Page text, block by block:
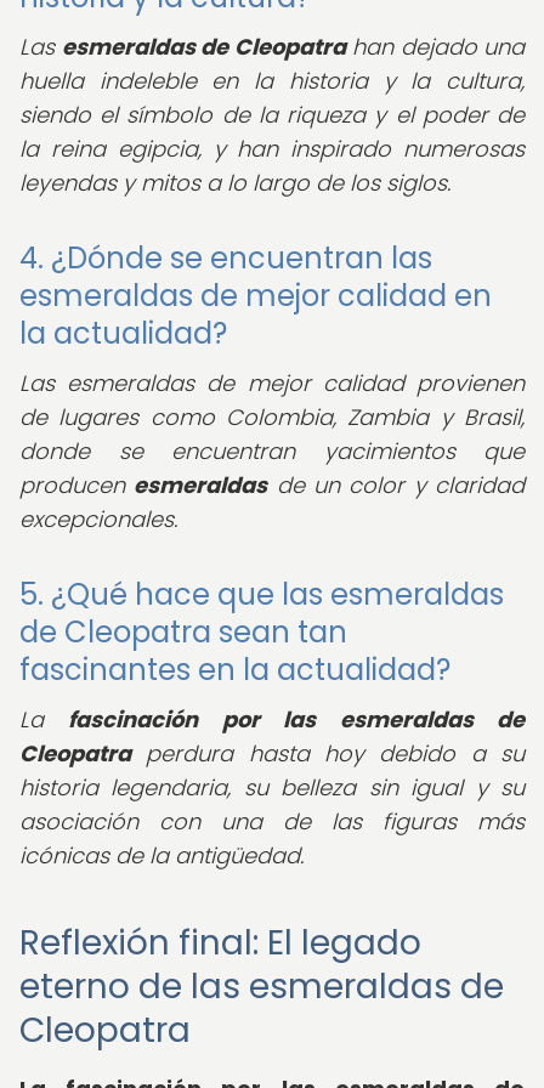
Las esmeraldas de Cleopatrahan dejado una
huella indeleble en la historia y la cultura,
siendo el símbolo de la riqueza y el poder de
la reina egipcia, y han inspirado numerosas
leyendas y mitos a lo largo de los siglos.
4. ¿Dónde se encuentran las
esmeraldas de mejor calidad en
la actualidad?
Las esmeraldas de mejor calidad provienen
de lugares como Colombia, Zambia y Brasil,
donde se encuentran yacimientos que
producen esmeraldasde un color y claridad
excepcionales.
5. ¿Qué hace que las esmeraldas
de Cleopatra sean tan
fascinantes en la actualidad?
La fascinación por las esmeraldas de
Cleopatraperdura hasta hoy debido a su
historia legendaria, su belleza sin igual y su
asociación con una de las figuras más
icónicas de la antigüedad.
Reflexión final: El legado
eterno de las esmeraldas de
Cleopatra